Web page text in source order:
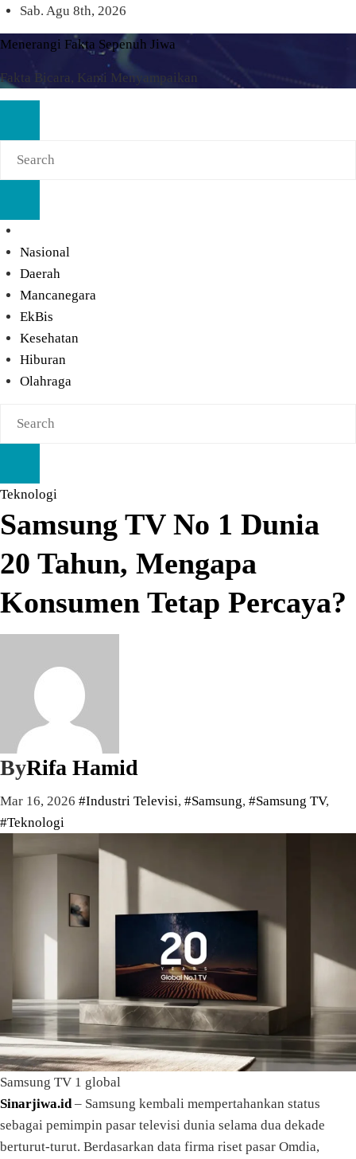
Skip
to
content
Sab. Agu 8th, 2026
Menerangi Fakta Sepenuh Jiwa
Fakta Bicara, Kami Menyampaikan
Nasional
Daerah
Mancanegara
EkBis
Kesehatan
Hiburan
Olahraga
Teknologi
Samsung TV No 1 Dunia
20 Tahun, Mengapa
Konsumen Tetap Percaya?
ByRifa Hamid
Mar 16, 2026 #Industri Televisi, #Samsung, #Samsung TV,
#Teknologi
Samsung TV 1 global
Sinarjiwa.id – Samsung kembali mempertahankan status
sebagai pemimpin pasar televisi dunia selama dua dekade
berturut-turut. Berdasarkan data firma riset pasar Omdia,